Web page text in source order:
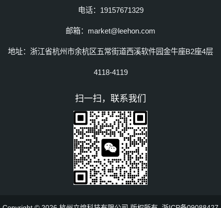
电话：19157671329
邮箱：market@leehon.com
地址：浙江省杭州市余杭区五常街道西溪软件园金牛座B2座4层
4118-4119
扫一扫，联系我们